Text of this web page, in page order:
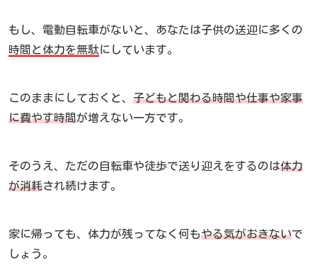
もし、電動自転車がないと、あなたは子供の送迎に多くの
時間と体力を無駄にしています。
このままにしておくと、 子どもと関わる時間や仕事や家事
に費やす時間が増えない一方です。
そのうえ、ただの自転車や徒歩で送り迎えをするのは体力
が消耗され続けます。
家に帰っても、体力が残ってなく何もやる気がおきないで
しょう。